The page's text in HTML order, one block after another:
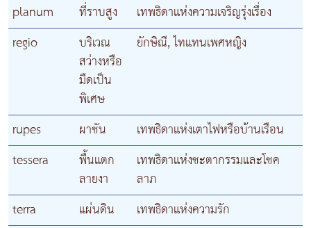
planum
ที่ราบสูง
เทพธิดาแห่งความเจริญรุ่งเรื่อง
regio
บริเวณ
สว่างหรือ
มืดเป็น
พิเศษ
ยักษิณี, ไทแทนเพศหญิง
rupes ผาชัน
เทพธิดาแห่งเตาไฟหรือบ้านเรือน
tessera
พื้นแตก
ลายงา
เทพธิดาแห่งชะตากรรมและโชค
ลาภ
terra
แผ่นดิน
เทพธิดาแห่งความรัก